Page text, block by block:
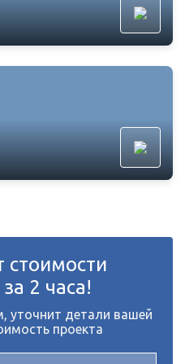
стоимости
2 часа!
уточнит детали вашей
проекта